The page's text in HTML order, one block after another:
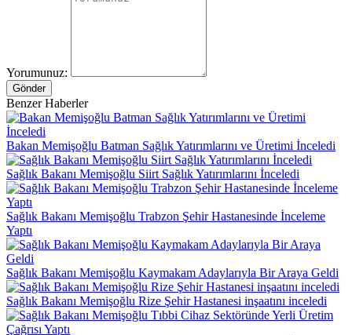
Yorumunuz:
Gönder
Benzer Haberler
Bakan Memişoğlu Batman Sağlık Yatırımlarını ve Üretimi İnceledi
Sağlık Bakanı Memişoğlu Siirt Sağlık Yatırımlarını İnceledi
Sağlık Bakanı Memişoğlu Trabzon Şehir Hastanesinde İnceleme
Yaptı
Sağlık Bakanı Memişoğlu Kaymakam Adaylarıyla Bir Araya Geldi
Sağlık Bakanı Memişoğlu Rize Şehir Hastanesi inşaatını inceledi